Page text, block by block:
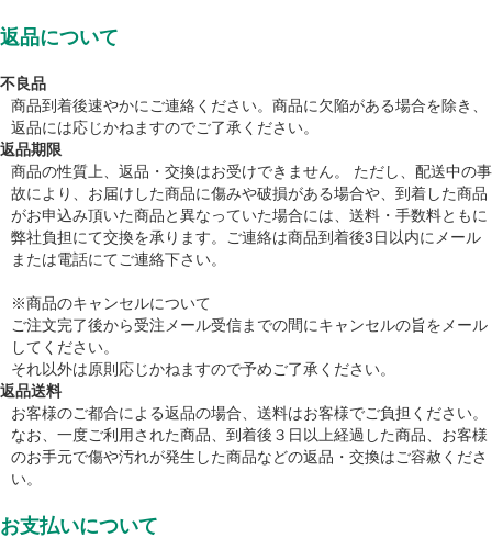
返品について
不良品
商品到着後速やかにご連絡ください。商品に欠陥がある場合を除き、
返品には応じかねますのでご了承ください。
返品期限
商品の性質上、返品・交換はお受けできません。 ただし、配送中の事
故により、お届けした商品に傷みや破損がある場合や、到着した商品
がお申込み頂いた商品と異なっていた場合には、送料・手数料ともに
弊社負担にて交換を承ります。ご連絡は商品到着後3日以内にメール
または電話にてご連絡下さい。
※商品のキャンセルについて
ご注文完了後から受注メール受信までの間にキャンセルの旨をメール
してください。
それ以外は原則応じかねますので予めご了承ください。
返品送料
お客様のご都合による返品の場合、送料はお客様でご負担ください。
なお、一度ご利用された商品、到着後３日以上経過した商品、お客様
のお手元で傷や汚れが発生した商品などの返品・交換はご容赦くださ
い。
お支払いについて